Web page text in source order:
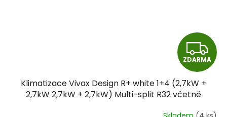
Z
D
R
ZDARMA
Klimatizace Vivax Design R+ white 1+4 (2,7kW +
2,7kW 2,7kW + 2,7kW) Multi-split R32 včetně